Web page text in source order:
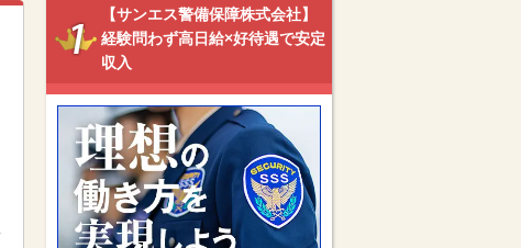
【サンエス警備保障株式会社】
経験問わず高日給×好待遇で安定
収入